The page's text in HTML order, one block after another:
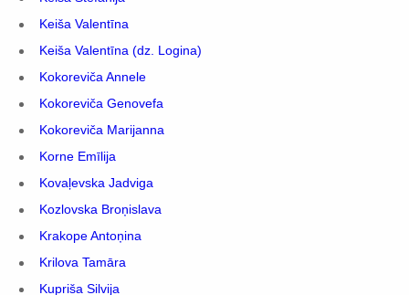
Keiša Valentīna
Keiša Valentīna (dz. Logina)
Kokoreviča Annele
Kokoreviča Genovefa
Kokoreviča Marijanna
Korne Emīlija
Kovaļevska Jadviga
Kozlovska Broņislava
Krakope Antoņina
Krilova Tamāra
Kupriša Silvija